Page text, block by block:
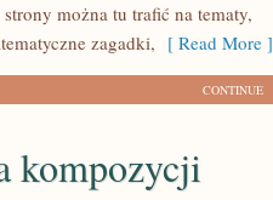
można tu trafić na tematy,
zagadki, [ Read More ]
CONTINUE
kompozycji